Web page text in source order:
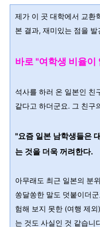
제가 이 곳 대학에서 교환
본 결과, 재미있는 점을 발
바로 "여학생 비율이
석사를 하러 온 일본인 친
같다고 하더군요. 그 친구
"요즘 일본 남학생들은
는 것을 더욱 꺼려한다.
아무래도 최근 일본의 분
쏭달쏭한 말도 덧붙이더
험해 보지 못한 (여행 제
는 것도 사실인 것 같습니